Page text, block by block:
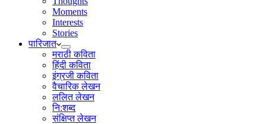
Moments
Interests
Stories
पारिजात
मराठी कविता
हिंदी कविता
इंग्रजी कविता
वैचारिक लेखन
ललित लेखन
नि:शब्द
संक्षिप्त लेखन